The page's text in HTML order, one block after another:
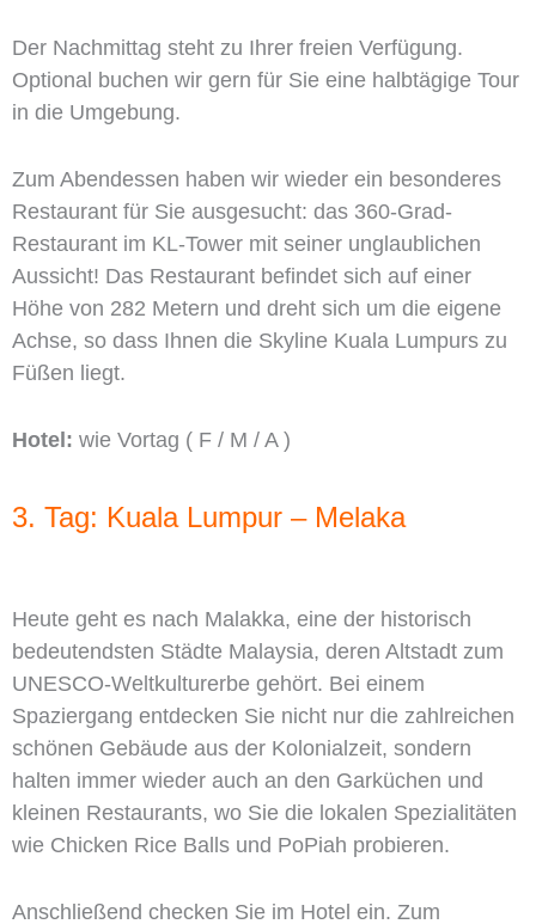
Der Nachmittag steht zu Ihrer freien Verfügung.
Optional buchen wir gern für Sie eine halbtägige Tour
in die Umgebung.
Zum Abendessen haben wir wieder ein besonderes
Restaurant für Sie ausgesucht: das 360-Grad-
Restaurant im KL-Tower mit seiner unglaublichen
Aussicht! Das Restaurant befindet sich auf einer
Höhe von 282 Metern und dreht sich um die eigene
Achse, so dass Ihnen die Skyline Kuala Lumpurs zu
Füßen liegt.
Hotel: wie Vortag ( F / M / A )
3. Tag: Kuala Lumpur – Melaka
Heute geht es nach Malakka, eine der historisch
bedeutendsten Städte Malaysia, deren Altstadt zum
UNESCO-Weltkulturerbe gehört. Bei einem
Spaziergang entdecken Sie nicht nur die zahlreichen
schönen Gebäude aus der Kolonialzeit, sondern
halten immer wieder auch an den Garküchen und
kleinen Restaurants, wo Sie die lokalen Spezialitäten
wie Chicken Rice Balls und PoPiah probieren.
Anschließend checken Sie im Hotel ein. Zum